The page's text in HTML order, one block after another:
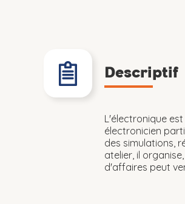
Descriptif
L'électronique
électronicien
des simulations,
atelier, il
d'affaires peut